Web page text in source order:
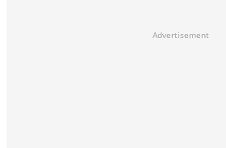
Advertisement